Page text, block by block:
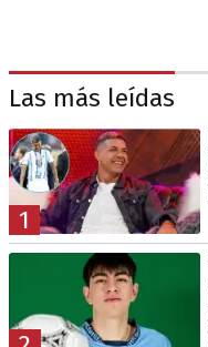
Las más leídas
1